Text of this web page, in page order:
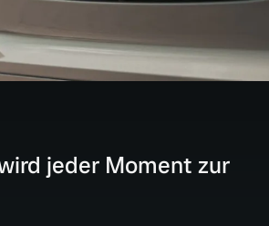
jeder Moment zur